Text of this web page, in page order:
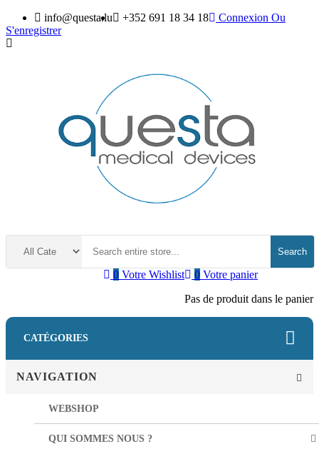
info@questa.lu +352 691 18 34 18 Connexion Ou
S'enregistrer
Search
0 Votre panier
Pas de produit dans le panier
0 Votre Wishlist
CATÉGORIES
NAVIGATION
WEBSHOP
QUI SOMMES NOUS ?